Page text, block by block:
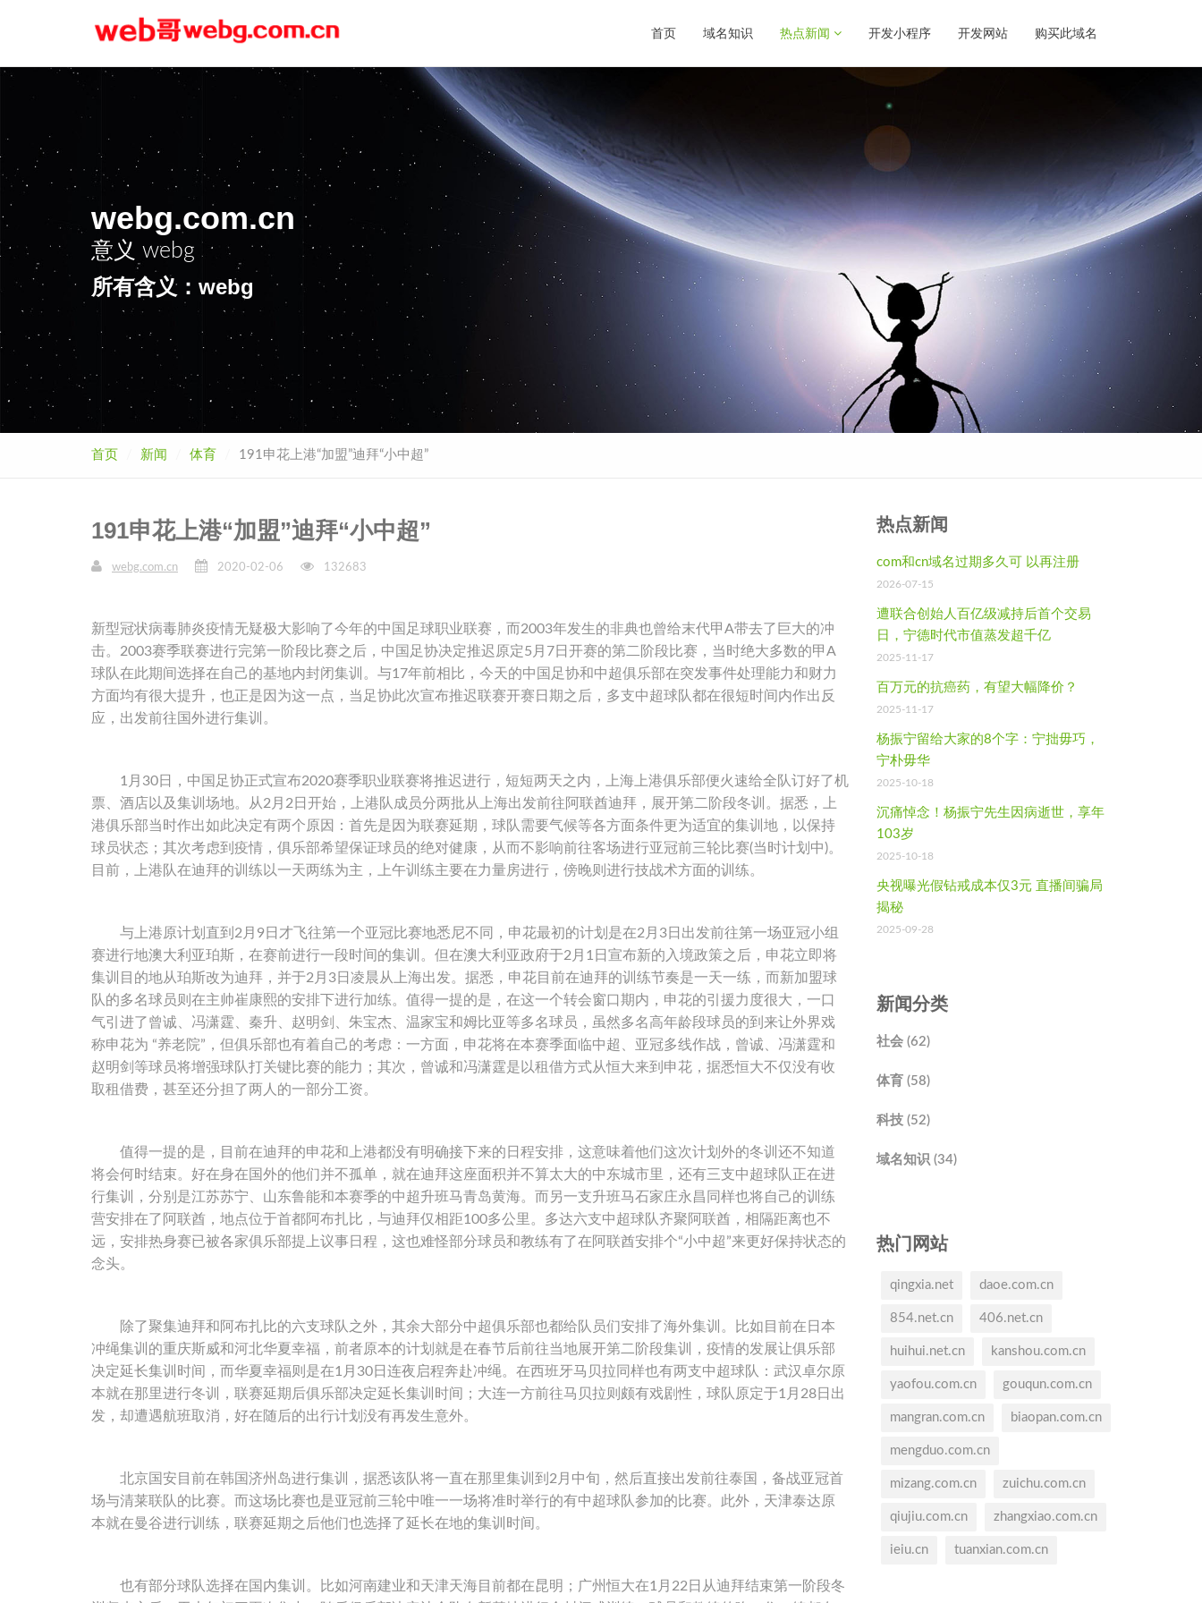
首页 域名知识 热点新闻 开发小程序 开发网站 购买此域名
webg.com.cn
意义 webg
所有含义：webg
首页 新闻 体育 191申花上港“加盟”迪拜“小中超”
191申花上港“加盟”迪拜“小中超”
webg.com.cn 2020-02-06 132683
新型冠状病毒肺炎疫情无疑极大影响了今年的中国足球职业联赛，而2003年发生的非典也曾给末代甲A带去了巨大的冲
击。2003赛季联赛进行完第一阶段比赛之后，中国足协决定推迟原定5月7日开赛的第二阶段比赛，当时绝大多数的甲A
球队在此期间选择在自己的基地内封闭集训。与17年前相比，今天的中国足协和中超俱乐部在突发事件处理能力和财力
方面均有很大提升，也正是因为这一点，当足协此次宣布推迟联赛开赛日期之后，多支中超球队都在很短时间内作出反
应，出发前往国外进行集训。
1月30日，中国足协正式宣布2020赛季职业联赛将推迟进行，短短两天之内，上海上港俱乐部便火速给全队订好了机
票、酒店以及集训场地。从2月2日开始，上港队成员分两批从上海出发前往阿联酋迪拜，展开第二阶段冬训。据悉，上
港俱乐部当时作出如此决定有两个原因：首先是因为联赛延期，球队需要气候等各方面条件更为适宜的集训地，以保持
球员状态；其次考虑到疫情，俱乐部希望保证球员的绝对健康，从而不影响前往客场进行亚冠前三轮比赛(当时计划中)。
目前，上港队在迪拜的训练以一天两练为主，上午训练主要在力量房进行，傍晚则进行技战术方面的训练。
与上港原计划直到2月9日才飞往第一个亚冠比赛地悉尼不同，申花最初的计划是在2月3日出发前往第一场亚冠小组
赛进行地澳大利亚珀斯，在赛前进行一段时间的集训。但在澳大利亚政府于2月1日宣布新的入境政策之后，申花立即将
集训目的地从珀斯改为迪拜，并于2月3日凌晨从上海出发。据悉，申花目前在迪拜的训练节奏是一天一练，而新加盟球
队的多名球员则在主帅崔康熙的安排下进行加练。值得一提的是，在这一个转会窗口期内，申花的引援力度很大，一口
气引进了曾诚、冯潇霆、秦升、赵明剑、朱宝杰、温家宝和姆比亚等多名球员，虽然多名高年龄段球员的到来让外界戏
称申花为 “养老院”，但俱乐部也有着自己的考虑：一方面，申花将在本赛季面临中超、亚冠多线作战，曾诚、冯潇霆和
赵明剑等球员将增强球队打关键比赛的能力；其次，曾诚和冯潇霆是以租借方式从恒大来到申花，据悉恒大不仅没有收
取租借费，甚至还分担了两人的一部分工资。
值得一提的是，目前在迪拜的申花和上港都没有明确接下来的日程安排，这意味着他们这次计划外的冬训还不知道
将会何时结束。好在身在国外的他们并不孤单，就在迪拜这座面积并不算太大的中东城市里，还有三支中超球队正在进
行集训，分别是江苏苏宁、山东鲁能和本赛季的中超升班马青岛黄海。而另一支升班马石家庄永昌同样也将自己的训练
营安排在了阿联酋，地点位于首都阿布扎比，与迪拜仅相距100多公里。多达六支中超球队齐聚阿联酋，相隔距离也不
远，安排热身赛已被各家俱乐部提上议事日程，这也难怪部分球员和教练有了在阿联酋安排个“小中超”来更好保持状态的
念头。
除了聚集迪拜和阿布扎比的六支球队之外，其余大部分中超俱乐部也都给队员们安排了海外集训。比如目前在日本
冲绳集训的重庆斯威和河北华夏幸福，前者原本的计划就是在春节后前往当地展开第二阶段集训，疫情的发展让俱乐部
决定延长集训时间，而华夏幸福则是在1月30日连夜启程奔赴冲绳。在西班牙马贝拉同样也有两支中超球队：武汉卓尔原
本就在那里进行冬训，联赛延期后俱乐部决定延长集训时间；大连一方前往马贝拉则颇有戏剧性，球队原定于1月28日出
发，却遭遇航班取消，好在随后的出行计划没有再发生意外。
北京国安目前在韩国济州岛进行集训，据悉该队将一直在那里集训到2月中旬，然后直接出发前往泰国，备战亚冠首
场与清莱联队的比赛。而这场比赛也是亚冠前三轮中唯一一场将准时举行的有中超球队参加的比赛。此外，天津泰达原
本就在曼谷进行训练，联赛延期之后他们也选择了延长在地的集训时间。
也有部分球队选择在国内集训。比如河南建业和天津天海目前都在昆明；广州恒大在1月22日从迪拜结束第一阶段冬
热点新闻
com和cn域名过期多久可 以再注册
2026-07-15
遭联合创始人百亿级减持后首个交易
日，宁德时代市值蒸发超千亿
2025-11-17
百万元的抗癌药，有望大幅降价？
2025-11-17
杨振宁留给大家的8个字：宁拙毋巧，
宁朴毋华
2025-10-18
沉痛悼念！杨振宁先生因病逝世，享年
103岁
2025-10-18
央视曝光假钻戒成本仅3元 直播间骗局
揭秘
2025-09-28
新闻分类
社会 (62)
体育 (58)
科技 (52)
域名知识 (34)
热门网站
qingxia.net daoe.com.cn
854.net.cn 406.net.cn
huihui.net.cn kanshou.com.cn
yaofou.com.cn gouqun.com.cn
mangran.com.cn biaopan.com.cn
mengduo.com.cn
mizang.com.cn zuichu.com.cn
qiujiu.com.cn zhangxiao.com.cn
ieiu.cn tuanxian.com.cn